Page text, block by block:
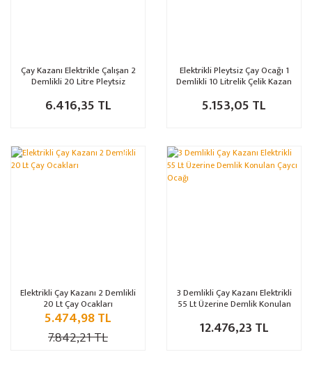
Çay Kazanı Elektrikle Çalışan 2
Demlikli 20 Litre Pleytsiz
6.416,35 TL
Elektrikli Pleytsiz Çay Ocağı 1
Demlikli 10 Litrelik Çelik Kazan
5.153,05 TL
%30
Elektrikli Çay Kazanı 2 Demlikli
20 Lt Çay Ocakları
5.474,98 TL
7.842,21 TL
3 Demlikli Çay Kazanı Elektrikli
55 Lt Üzerine Demlik Konulan
12.476,23 TL